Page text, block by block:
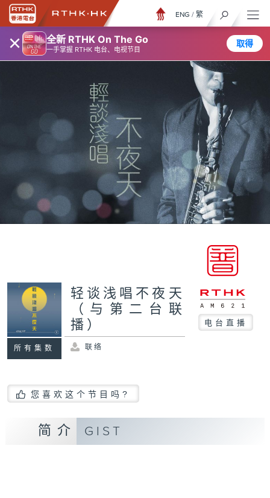
× 全新 RTHK On The Go
一手掌握 RTHK 电台、电视节目
取得
ENG / 繁
所有集数
轻谈浅唱不夜天
（与第二台联
播）
电台直播
联络
您喜欢这个节目吗?
简介 GIST